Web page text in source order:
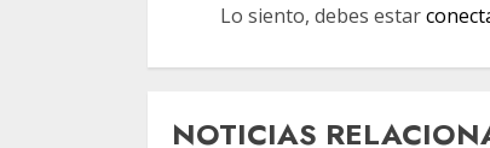
Lo siento, debes estar
NOTICIAS